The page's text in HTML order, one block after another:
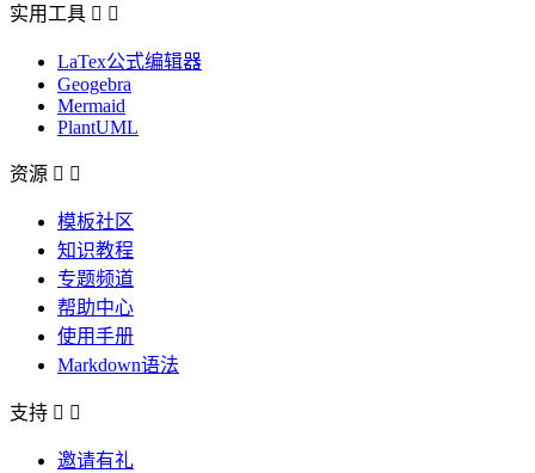
实用工具  
LaTex公式编辑器
Geogebra
Mermaid
PlantUML
资源  
模板社区
知识教程
专题频道
帮助中心
使用手册
Markdown语法
支持  
邀请有礼